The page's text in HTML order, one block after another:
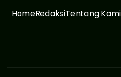
HomeRedaksiTentang Kami